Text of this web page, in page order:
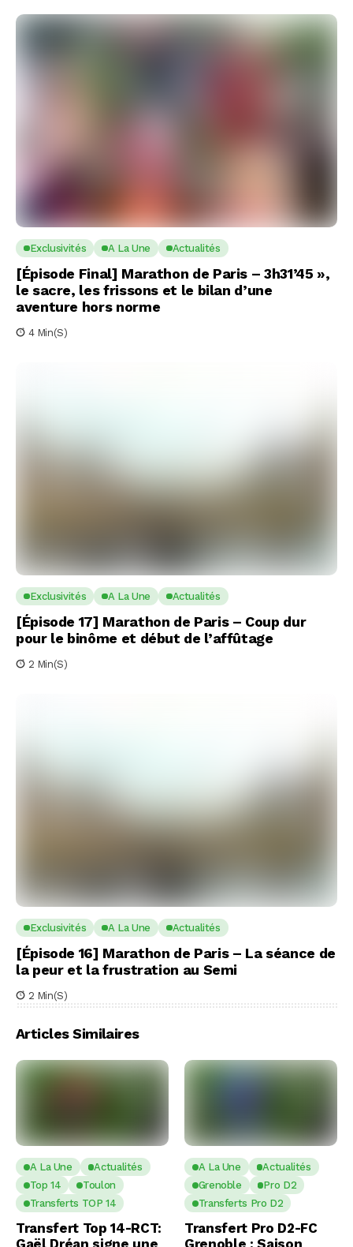
Exclusivités A La Une Actualités
[Épisode Final] Marathon de Paris – 3h31’45 »,
le sacre, les frissons et le bilan d’une
aventure hors norme
4 Min(s)
Exclusivités A La Une Actualités
[Épisode 17] Marathon de Paris – Coup dur
pour le binôme et début de l’affûtage
2 Min(s)
Exclusivités A La Une Actualités
[Épisode 16] Marathon de Paris – La séance de
la peur et la frustration au Semi
2 Min(s)
Articles Similaires
A La Une
Actualités
Top 14
Toulon
Transferts TOP 14
Transfert Top 14-RCT:
A La Une
Actualités
Grenoble
Pro D2
Transferts Pro D2
Transfert Pro D2-FC